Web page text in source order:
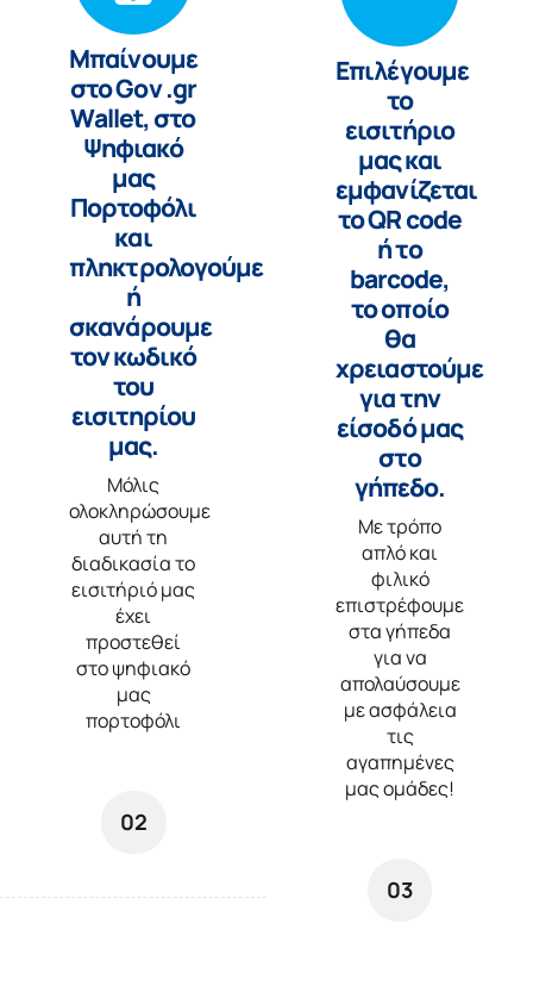
Μπαίνουμε
στο Gov .gr
Wallet, στο
Ψηφιακό
μας
Πορτοφόλι
και
πληκτρολογούμε
ή
σκανάρουμε
τον κωδικό
του
εισιτηρίου
μας.
Μόλις
ολοκληρώσουμε
αυτή τη
διαδικασία το
εισιτήριό μας
έχει
προστεθεί
στο ψηφιακό
μας
πορτοφόλι
02
Επιλέγουμε
το
εισιτήριο
μας και
εμφανίζεται
το QR code
ή το
barcode,
το οποίο
θα
χρειαστούμε
για την
είσοδό μας
στο
γήπεδο.
Με τρόπο
απλό και
φιλικό
επιστρέφουμε
στα γήπεδα
για να
απολαύσουμε
με ασφάλεια
τις
αγαπημένες
μας ομάδες!
03